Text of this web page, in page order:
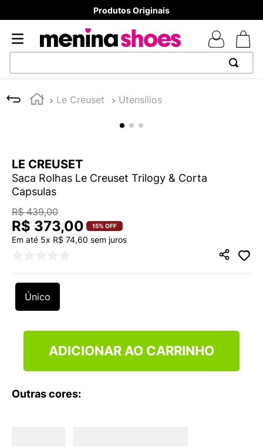
Produtos Originais
Le Creuset Utensílios
LE CREUSET
Saca Rolhas Le Creuset Trilogy & Corta
Capsulas
R$ 439,00
R$ 373,00 15% OFF
Em até 5x R$ 74,60 sem juros
Único
ADICIONAR AO CARRINHO
Outras cores:
1
TÊNIS NEWS BALANCE 530
4º
TÊNIS VEJA WHITE
5 º
NEW 9060
6
MELISSA SLIDE
7º
SAMBA
VEJA COUNTRY
10º NEW 530